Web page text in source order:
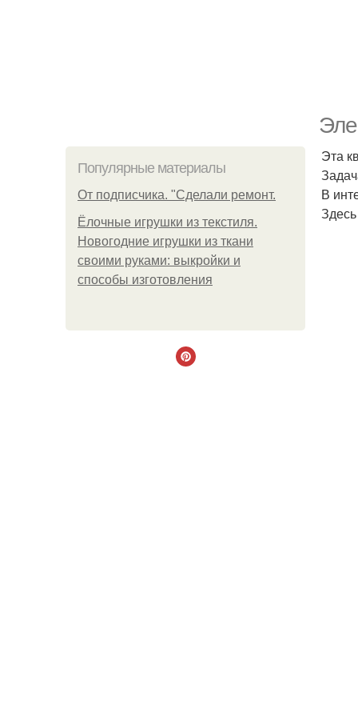
Популярные материалы
От подписчика. "Сделали ремонт.
Ёлочные игрушки из текстиля.
Новогодние игрушки из ткани
своими руками: выкройки и
способы изготовления
Эта
В